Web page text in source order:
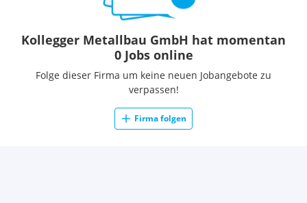
Kollegger Metallbau GmbH hat momentan
0 Jobs online
Folge dieser Firma um keine neuen Jobangebote zu
verpassen!
Firma folgen